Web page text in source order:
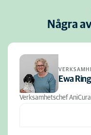
Några
Ewa
Verksamhetschef